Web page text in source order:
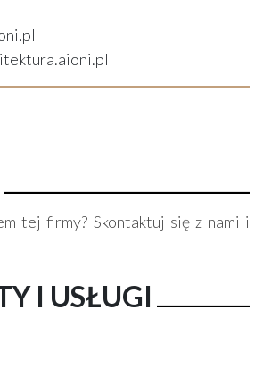
tej firmy? Skontaktuj się z nami i
I USŁUGI